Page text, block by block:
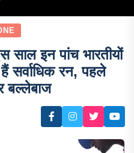
इन पांच भारतीयों
सर्वाधिक रन, पहले
बल्लेबाज